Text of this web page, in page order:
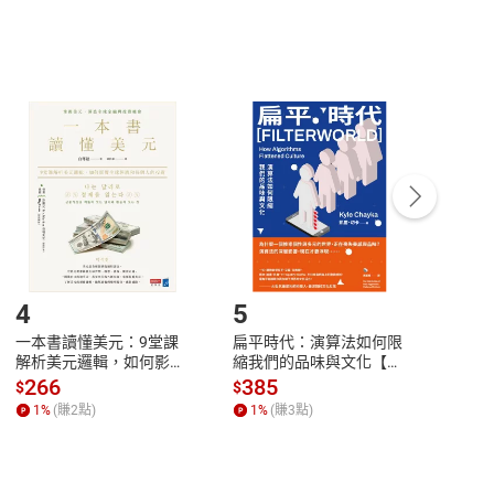
點選「瀏覽訂單明細」 「申請取消訂單/退
貨。
付款方式
Payment
完成訂單
Complete
號，下載書籍後看書
4
一本書讀懂美元：9堂課
解析美元邏輯，如何影響
全球經濟和每個人的投資
【電子書】
$266
1% (賺2點)
5
扁平時代：演算法如何限
縮我們的品味與文化【電
子書】
$385
1% (賺3點)